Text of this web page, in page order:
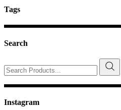
Tags
Search
for:
Instagram